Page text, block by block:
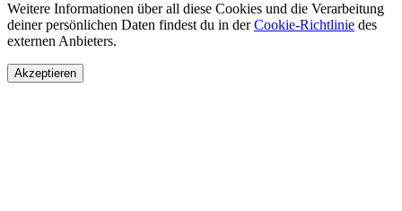
Weitere Informationen über all diese Cookies und die Verarbeitung
deiner persönlichen Daten findest du in derCookie-Richtlinie des
externen Anbieters.
Akzeptieren